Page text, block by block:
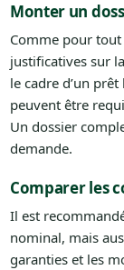
Monter un
Comme pour
justificatives sur
le cadre d’un
peuvent être
Un dossier
demande.
Comparer les
Il est
nominal, mais
garanties et les